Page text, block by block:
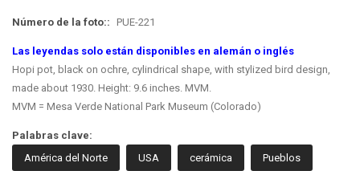
Número de la foto:: PUE-221
Las leyendas solo están disponibles en alemán o inglés
Hopi pot, black on ochre, cylindrical shape, with stylized bird design,
made about 1930. Height: 9.6 inches. MVM.
MVM = Mesa Verde National Park Museum (Colorado)
Palabras clave:
América del Norte
USA cerámica Pueblos